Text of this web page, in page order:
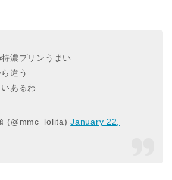
濃プリンうまい
違う
あるわ
(@mmc_lolita)January 22,